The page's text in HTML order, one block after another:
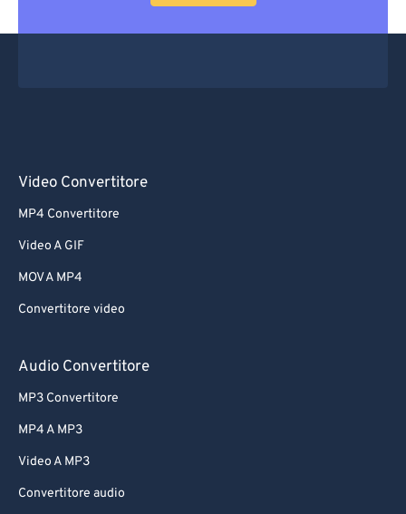
Video Convertitore
MP4 Convertitore
Video A GIF
MOV A MP4
Convertitore video
Audio Convertitore
MP3 Convertitore
MP4 A MP3
Video A MP3
Convertitore audio